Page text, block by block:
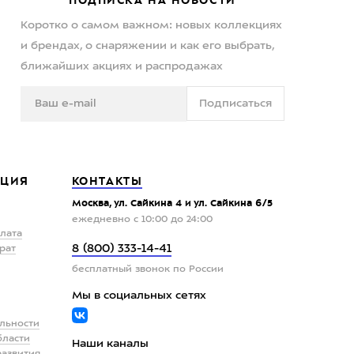
Коротко о самом важном: новых коллекциях
и брендах, о снаряжении и как его выбрать,
ближайших акциях и распродажах
Подписаться
КОНТАКТЫ
Москва, ул. Сайкина 4 и ул. Сайкина 6/5
ежедневно с 10:00 до 24:00
8 (800) 333-14-41
бесплатный звонок по России
Мы в социальных сетях
Наши каналы